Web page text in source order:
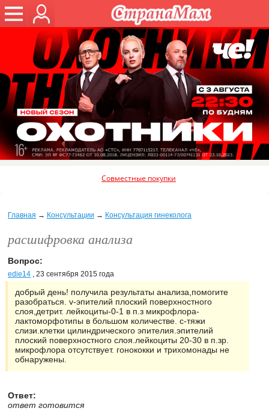
Совместные покупки
Главная → Консультации → Консультация гинеколога
расшифровка анализа
Вопрос:
edie14 , 23 сентября 2015 года
добрый день! получила результаты анализа,помогите
разобраться. v-эпителий плоский поверхностного
слоя,детрит. лейкоциты-0-1 в п.з микрофлора-
лактоморфотипы в большом количестве. с-тяжи
слизи.клетки цилиндрического эпителия.эпителий
плоский поверхностного слоя.лейкоциты 20-30 в п.зр.
микрофлора отсутствует. гонококки и трихомонады не
обнаружены.
Ответ:
ответ готовится